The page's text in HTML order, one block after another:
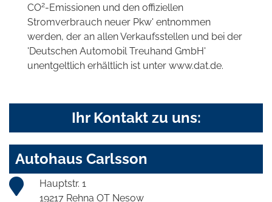
CO2-Emissionen und den offiziellen
Stromverbrauch neuer Pkw' entnommen
werden, der an allen Verkaufsstellen und bei der
'Deutschen Automobil Treuhand GmbH'
unentgeltlich erhältlich ist unter www.dat.de.
Ihr Kontakt zu uns:
Autohaus Carlsson
Hauptstr. 1
19217 Rehna OT Nesow